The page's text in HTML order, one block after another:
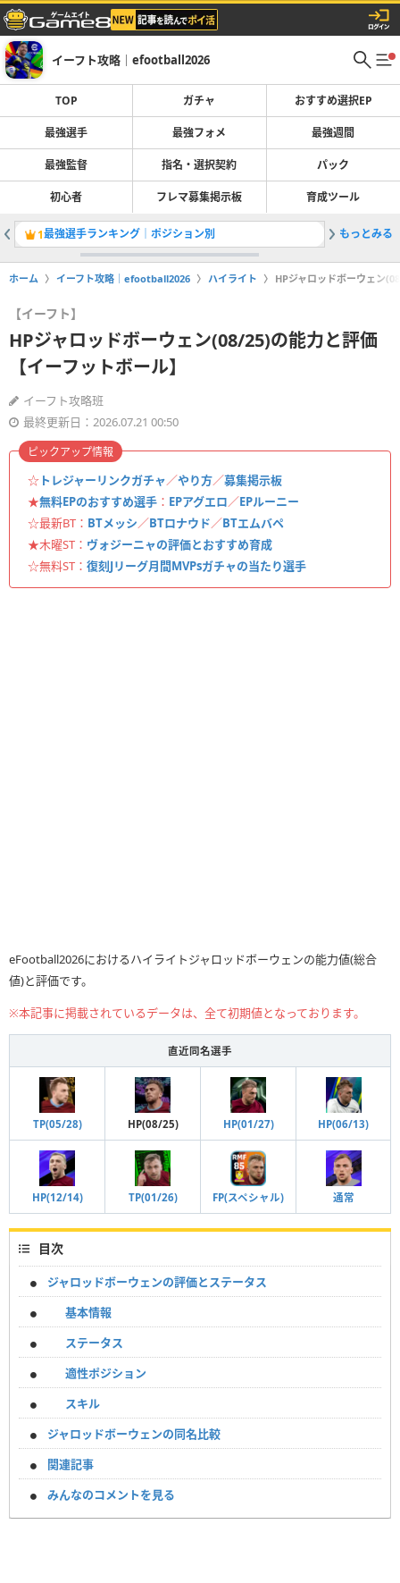
イーフト攻略｜efootball2026
TOP ガチャ おすすめ選択EP
最強選手 最強フォメ 最強週間
最強監督 指名・選択契約 パック
初心者 フレマ募集掲示板 育成ツール
1最強選手ランキング｜ポジション別 2
もっとみる
ホーム イーフト攻略｜efootball2026 ハイライト HPジャロッドボーウェン
【イーフト】
HPジャロッドボーウェン(08/25)の能力と評価
【イーフットボール】
イーフト攻略班
最終更新日：2026.07.21 00:50
☆ トレジャーリンクガチャ／やり方／募集掲示板
★無料EPのおすすめ選手 ： EPアグエロ／EPルーニー
☆最新BT： BTメッシ／BTロナウド／BTエムバペ
★木曜ST： ヴォジーニャの評価とおすすめ育成
☆無料ST： 復刻Jリーグ月間MVPsガチャの当たり選手
ピックアップ情報
eFootball2026におけるハイライトジャロッドボーウェンの能力値(総合
値)と評価です。
※本記事に掲載されているデータは、全て初期値となっております。
直近同名選手
TP(05/28) HP(08/25) HP(01/27) HP(06/13)
HP(12/14) TP(01/26) FP(スペシャル) 通常
目次
ジャロッドボーウェンの評価とステータス
基本情報
ステータス
適性ポジション
スキル
ジャロッドボーウェンの同名比較
関連記事
みんなのコメントを見る